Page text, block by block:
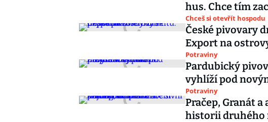
hus. Chce tím
Chceš si otevřít hospodu
České pivovary
Export na
Potraviny
Pardubický
vyhlíží pod
Potraviny
Pračep, Granát
historii druhého